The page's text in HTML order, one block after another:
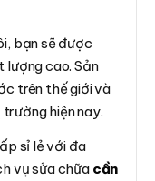
bạn sẽ được
lượng cao. Sản
trên thế giới và
hiện nay.
sỉ lẻ với đa
vụ sửa chữa cần